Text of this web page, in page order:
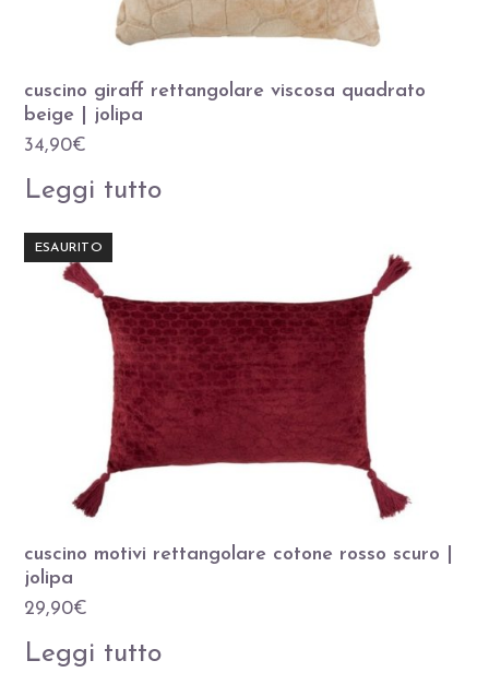
cuscino giraff rettangolare viscosa quadrato
beige | jolipa
34,90€
Leggi tutto
ESAURITO
cuscino motivi rettangolare cotone rosso scuro |
jolipa
29,90€
Leggi tutto